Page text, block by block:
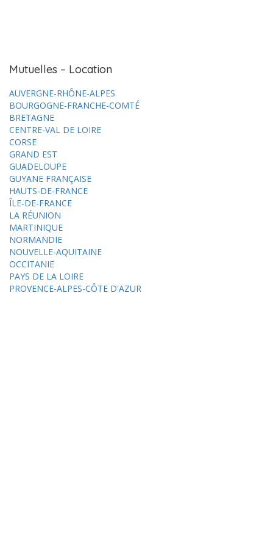
Mutuelles – Location
AUVERGNE-RHÔNE-ALPES
BOURGOGNE-FRANCHE-COMTÉ
BRETAGNE
CENTRE-VAL DE LOIRE
CORSE
GRAND EST
GUADELOUPE
GUYANE FRANÇAISE
HAUTS-DE-FRANCE
ÎLE-DE-FRANCE
LA RÉUNION
MARTINIQUE
NORMANDIE
NOUVELLE-AQUITAINE
OCCITANIE
PAYS DE LA LOIRE
PROVENCE-ALPES-CÔTE D'AZUR